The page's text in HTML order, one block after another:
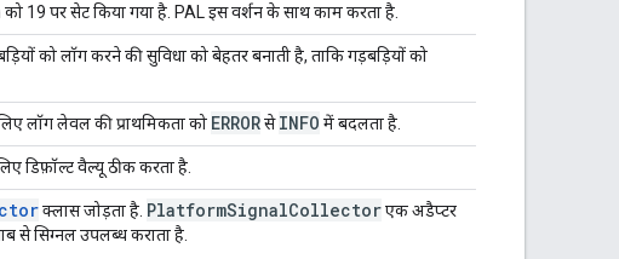
19 पर सेट किया गया है. PAL इस वर्शन के साथ काम करता है.
को लॉग करने की सुविधा को बेहतर बनाती है, ताकि गड़बड़ियों को
लॉग लेवल की प्राथमिकता को ERRORसेINFO में बदलता है.
डिफ़ॉल्ट वैल्यू ठीक करता है.
क्लास जोड़ता है. PlatformSignalCollectorएक अडैप्टर
से सिग्नल उपलब्ध कराता है.